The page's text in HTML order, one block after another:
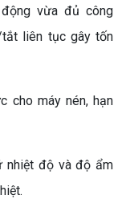
vừa đủ công
liên tục gây tốn
cho máy nén, hạn
nhiệt độ và độ ẩm